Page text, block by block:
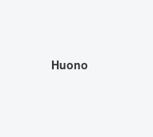
Huono